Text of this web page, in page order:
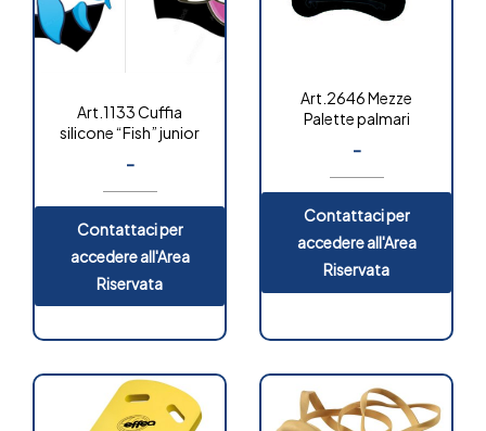
Art.1133 Cuffia
silicone “Fish” junior
-
Contattaci per
accedere all'Area
Riservata
Art.2646 Mezze
Palette palmari
-
Contattaci per
accedere all'Area
Riservata